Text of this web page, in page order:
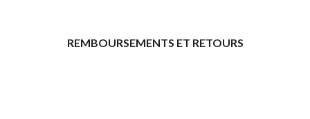
REMBOURSEMENTS ET RETOURS